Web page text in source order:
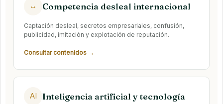
↔ Competencia desleal internacional
Captación desleal, secretos empresariales, confusión,
publicidad, imitación y explotación de reputación.
Consultar contenidos →
AI Inteligencia artificial y tecnología